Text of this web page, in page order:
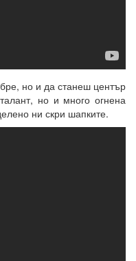
но и да станеш център
но и много огнена
ни скри шапките.